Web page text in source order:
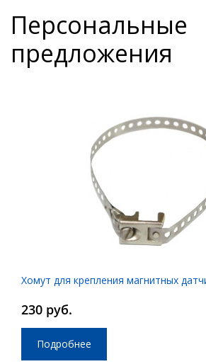
Персональные
предложения
Хомут для крепления магнитных
230 руб.
Подробнее